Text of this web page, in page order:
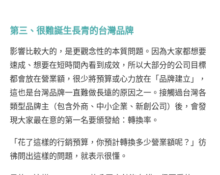
第三、很難誕生長青的台灣品牌
影響比較大的，是更觀念性的本質問題。因為大家都想要
速成、想要在短時間內看到成效，所以大部分的公司目標
都會放在營業額，很少將預算或心力放在「品牌建立」，
這也是台灣品牌一直難做長遠的原因之一。接觸過台灣各
類型品牌主（包含外商、中小企業、新創公司）後，會發
現大家最在意的第一名要頒發給：轉換率。
「花了這樣的行銷預算，你預計轉換多少營業額呢？」彷
彿問出這樣的問題，就表示很懂。